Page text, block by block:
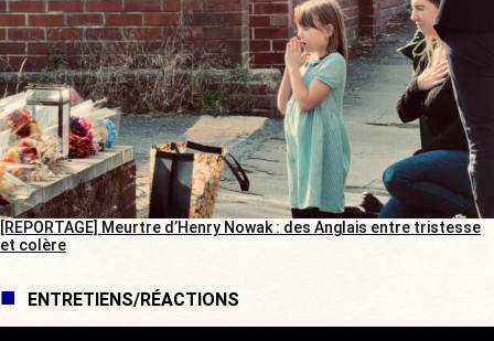
[REPORTAGE] Meurtre d’Henry Nowak : des Anglais entre tristesse
et colère
ENTRETIENS/RÉACTIONS